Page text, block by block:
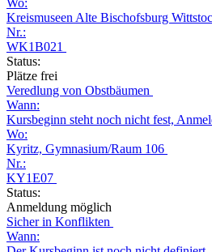
Wo:
Kreismuseen Alte Bischofsburg
Nr.:
WK1B021
Status:
Plätze frei
Veredlung von Obstbäumen
Wann:
Kursbeginn steht noch nicht fest,
Wo:
Kyritz, Gymnasium/Raum 106
Nr.:
KY1E07
Status:
Anmeldung möglich
Sicher in Konflikten
Wann: